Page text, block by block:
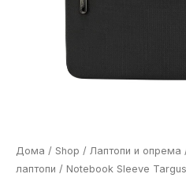
Дома / Shop / Лаптопи и опрема
лаптопи / Notebook Sleeve